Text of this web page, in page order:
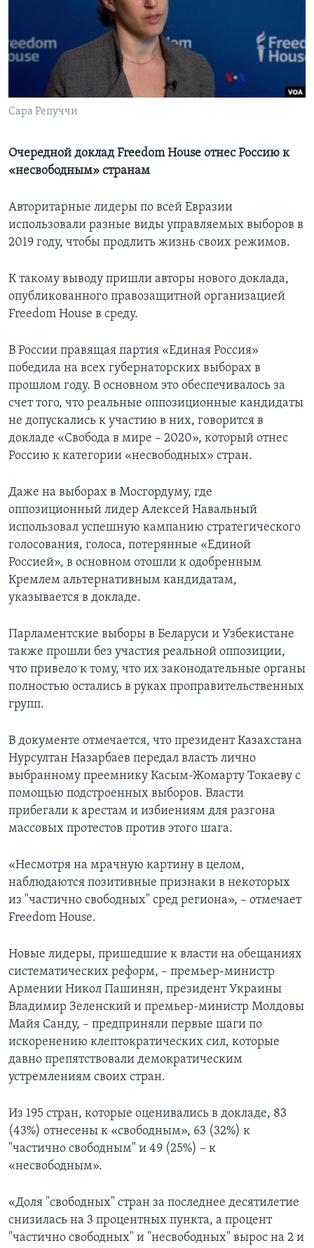
СОЦИАЛЬНЫЕ СЕТИ
Сара Репуччи
Очередной доклад Freedom House отнес Россию к
«несвободным» странам
Авторитарные лидеры по всей Евразии
использовали разные виды управляемых выборов в
2019 году, чтобы продлить жизнь своих режимов.
К такому выводу пришли авторы нового доклада,
опубликованного правозащитной организацией
Freedom House в среду.
В России правящая партия «Единая Россия»
победила на всех губернаторских выборах в
прошлом году. В основном это обеспечивалось за
счет того, что реальные оппозиционные кандидаты
не допускались к участию в них, говорится в
докладе «Свобода в мире – 2020», который отнес
Россию к категории «несвободных» стран.
Даже на выборах в Мосгордуму, где
оппозиционный лидер Алексей Навальный
использовал успешную кампанию стратегического
голосования, голоса, потерянные «Единой
Россией», в основном отошли к одобренным
Кремлем альтернативным кандидатам,
указывается в докладе.
Парламентские выборы в Беларуси и Узбекистане
также прошли без участия реальной оппозиции,
что привело к тому, что их законодательные органы
полностью остались в руках проправительственных
групп.
В документе отмечается, что президент Казахстана
Нурсултан Назарбаев передал власть лично
выбранному преемнику Касым-Жомарту Токаеву с
помощью подстроенных выборов. Власти
прибегали к арестам и избиениям для разгона
массовых протестов против этого шага.
«Несмотря на мрачную картину в целом,
наблюдаются позитивные признаки в некоторых
из "частично свободных" сред региона», – отмечает
Freedom House.
Новые лидеры, пришедшие к власти на обещаниях
систематических реформ, – премьер-министр
Армении Никол Пашинян, президент Украины
Владимир Зеленский и премьер-министр Молдовы
Майя Санду, – предприняли первые шаги по
искоренению клептократических сил, которые
давно препятствовали демократическим
устремлениям своих стран.
Из 195 стран, которые оценивались в докладе, 83
(43%) отнесены к «свободным», 63 (32%) к
"частично свободным" и 49 (25%) – к
«несвободным».
«Доля "свободных" стран за последнее десятилетие
снизилась на 3 процентных пункта, а процент
"частично свободных" и "несвободных" вырос на 2 и